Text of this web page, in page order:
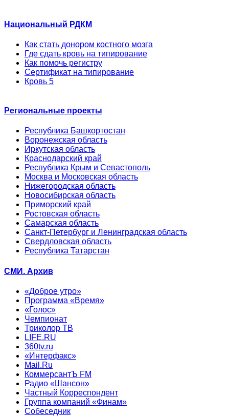
Национальный РДКМ
Как стать донором костного мозга
Где сдать кровь на типирование
Как помочь регистру
Сертификат на типирование
Кровь 5
Региональные проекты
Республика Башкортостан
Воронежская область
Иркутская область
Краснодарский край
Республика Крым и Севастополь
Москва и Московская область
Нижегородская область
Новосибирская область
Приморский край
Ростовская область
Самарская область
Санкт-Петербург и Ленинградская область
Свердловская область
Республика Татарстан
СМИ. Архив
«Доброе утро»
Программа «Время»
«Голос»
Чемпионат
Триколор ТВ
LIFE.RU
360tv.ru
«Интерфакс»
Mail.Ru
КоммерсантЪ FM
Радио «Шансон»
Частный Корреспондент
Группа компаний «Финам»
Собеседник